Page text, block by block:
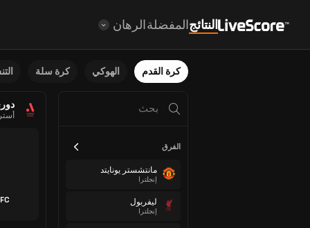
النتائجالمفضلةالرهان
كرة القدم الهوكي كرة سلة
الفرق
مانتشستر يونايتد
إنجلترا
ليفربول
إنجلترا